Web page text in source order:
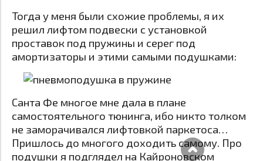
Тогда у меня были схожие проблемы, я их
решил лифтом подвески с установкой
проставок под пружины и серег под
амортизаторы и этими самыми подушками:
Санта Фе многое мне дала в плане
самостоятельного тюнинга, ибо никто толком
не заморачивался лифтовкой паркетоса…
Пришлось до многого доходить самому. Про
подушки я подглядел на Кайроновском